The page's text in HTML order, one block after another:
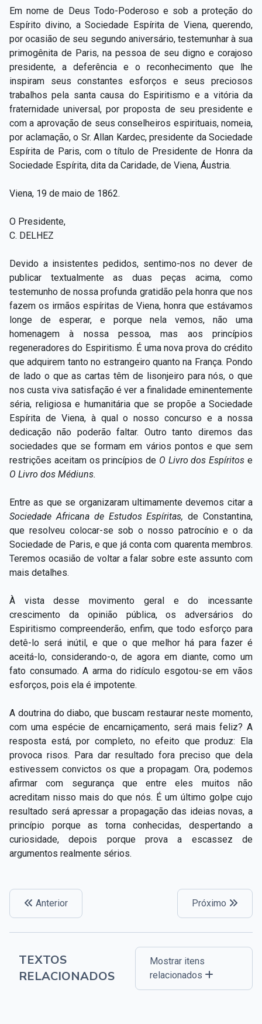
Em nome de Deus Todo-Poderoso e sob a proteção do
Espírito divino, a Sociedade Espírita de Viena, querendo,
por ocasião de seu segundo aniversário, testemunhar à sua
primogênita de Paris, na pessoa de seu digno e corajoso
presidente, a deferência e o reconhecimento que lhe
inspiram seus constantes esforços e seus preciosos
trabalhos pela santa causa do Espiritismo e a vitória da
fraternidade universal, por proposta de seu presidente e
com a aprovação de seus conselheiros espirituais, nomeia,
por aclamação, o Sr. Allan Kardec, presidente da Sociedade
Espírita de Paris, com o título de Presidente de Honra da
Sociedade Espírita, dita da Caridade, de Viena, Áustria.
Viena, 19 de maio de 1862.
O Presidente,
C. DELHEZ
Devido a insistentes pedidos, sentimo-nos no dever de
publicar textualmente as duas peças acima, como
testemunho de nossa profunda gratidão pela honra que nos
fazem os irmãos espíritas de Viena, honra que estávamos
longe de esperar, e porque nela vemos, não uma
homenagem à nossa pessoa, mas aos princípios
regeneradores do Espiritismo. É uma nova prova do crédito
que adquirem tanto no estrangeiro quanto na França. Pondo
de lado o que as cartas têm de lisonjeiro para nós, o que
nos custa viva satisfação é ver a finalidade eminentemente
séria, religiosa e humanitária que se propõe a Sociedade
Espírita de Viena, à qual o nosso concurso e a nossa
dedicação não poderão faltar. Outro tanto diremos das
sociedades que se formam em vários pontos e que sem
restrições aceitam os princípios de O Livro dos Espíritose
O Livro dos Médiuns.
Entre as que se organizaram ultimamente devemos citar a
Sociedade Africana de Estudos Espíritas,de Constantina,
que resolveu colocar-se sob o nosso patrocínio e o da
Sociedade de Paris, e que já conta com quarenta membros.
Teremos ocasião de voltar a falar sobre este assunto com
mais detalhes.
À vista desse movimento geral e do incessante
crescimento da opinião pública, os adversários do
Espiritismo compreenderão, enfim, que todo esforço para
detê-lo será inútil, e que o que melhor há para fazer é
aceitá-lo, considerando-o, de agora em diante, como um
fato consumado. A arma do ridículo esgotou-se em vãos
esforços, pois ela é impotente.
A doutrina do diabo, que buscam restaurar neste momento,
com uma espécie de encarniçamento, será mais feliz? A
resposta está, por completo, no efeito que produz: Ela
provoca risos. Para dar resultado fora preciso que dela
estivessem convictos os que a propagam. Ora, podemos
afirmar com segurança que entre eles muitos não
acreditam nisso mais do que nós. É um último golpe cujo
resultado será apressar a propagação das ideias novas, a
princípio porque as torna conhecidas, despertando a
curiosidade, depois porque prova a escassez de
argumentos realmente sérios.
Anterior Próximo
TEXTOS
RELACIONADOS
Mostrar itens
relacionados